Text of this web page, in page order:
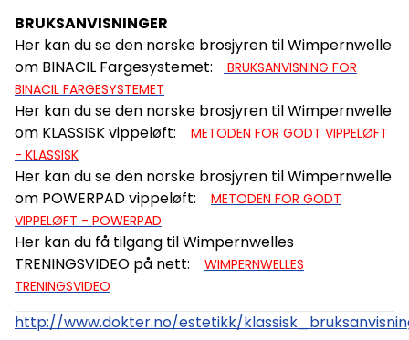
BRUKSANVISNINGER
Her kan du se den norske brosjyren til Wimpernwelle
om BINACIL Fargesystemet:
BRUKSANVISNING FOR
BINACIL FARGESYSTEMET
Her kan du se den norske brosjyren til Wimpernwelle
om KLASSISK vippeløft: METODEN FOR GODT VIPPELØFT
- KLASSISK
Her kan du se den norske brosjyren til Wimpernwelle
om POWERPAD vippeløft: METODEN FOR GODT
VIPPELØFT - POWERPAD
Her kan du få tilgang til Wimpernwelles
TRENINGSVIDEO på nett: WIMPERNWELLES
TRENINGSVIDEO
http://www.dokter.no/estetikk/